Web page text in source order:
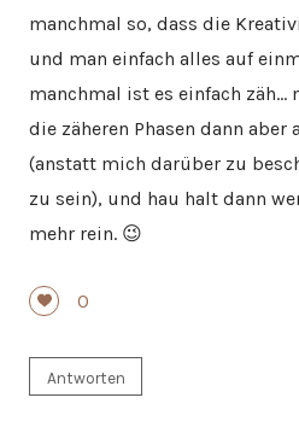
manchmal so, dass die
und man einfach alles auf
manchmal ist es einfach
die zäheren Phasen dann aber
(anstatt mich darüber zu
zu sein), und hau halt dann
mehr rein. 😉
0
Antworten